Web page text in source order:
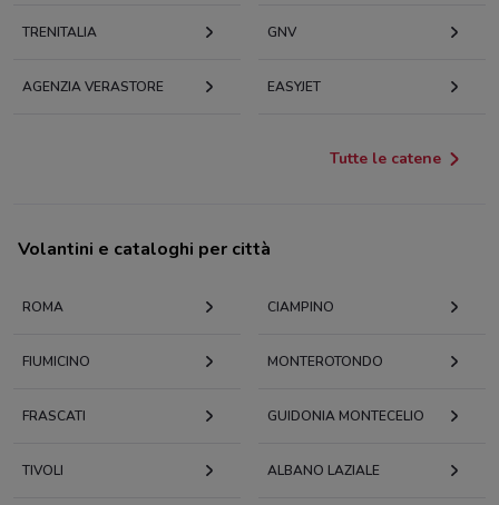
TRENITALIA GNV
AGENZIA VERASTORE EASYJET
Tutte le catene
Volantini e cataloghi per città
ROMA CIAMPINO
FIUMICINO MONTEROTONDO
FRASCATI GUIDONIA MONTECELIO
TIVOLI ALBANO LAZIALE